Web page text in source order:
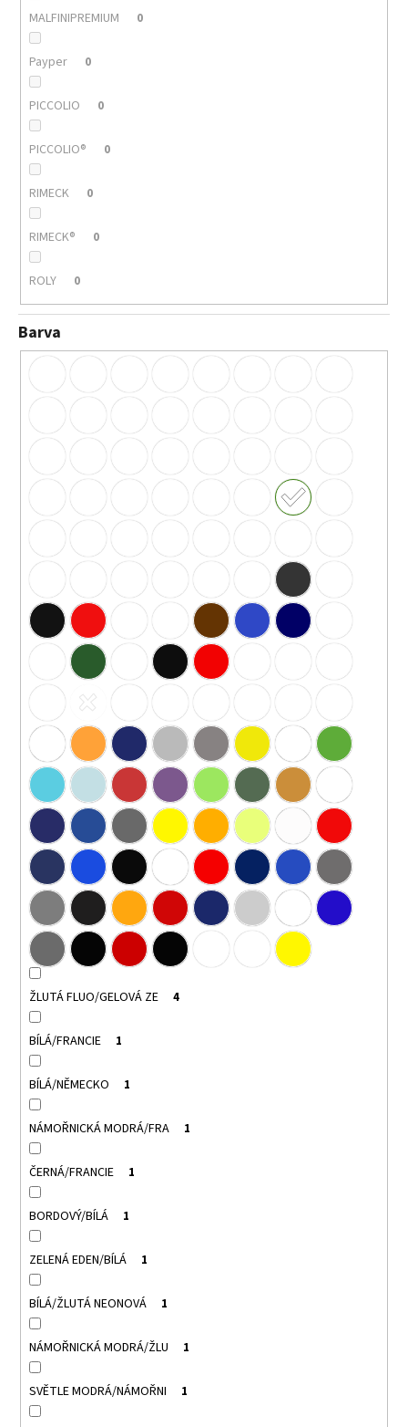
MALFINIPREMIUM 0
Payper 0
PICCOLIO 0
PICCOLIO® 0
RIMECK 0
RIMECK® 0
ROLY 0
Barva
ŽLUTÁ FLUO/GELOVÁ ZE 4
BÍLÁ/FRANCIE 1
BÍLÁ/NĚMECKO 1
NÁMOŘNICKÁ MODRÁ/FRA 1
ČERNÁ/FRANCIE 1
BORDOVÝ/BÍLÁ 1
ZELENÁ EDEN/BÍLÁ 1
BÍLÁ/ŽLUTÁ NEONOVÁ 1
NÁMOŘNICKÁ MODRÁ/ŽLU 1
SVĚTLE MODRÁ/NÁMOŘNI 1